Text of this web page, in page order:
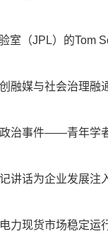
室（JPL）的Tom
融媒与社会治理融
治事件——青年学
讲话为企业发展注
力现货市场稳定运